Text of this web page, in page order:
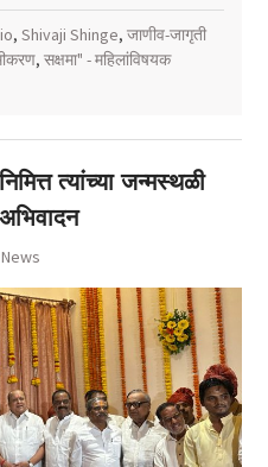
, Shivaji Shinge, जाणीव-जागृती
, सक्षमा" - महिलांविषयक
त्यांच्या जन्मस्थळी